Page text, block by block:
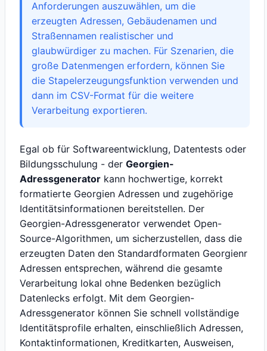
Anforderungen auszuwählen, um die
erzeugten Adressen, Gebäudenamen und
Straßennamen realistischer und
glaubwürdiger zu machen. Für Szenarien, die
große Datenmengen erfordern, können Sie
die Stapelerzeugungsfunktion verwenden und
dann im CSV-Format für die weitere
Verarbeitung exportieren.
Egal ob für Softwareentwicklung, Datentests oder
Bildungsschulung - der Georgien-
Adressgenerator kann hochwertige, korrekt
formatierte Georgien Adressen und zugehörige
Identitätsinformationen bereitstellen. Der
Georgien-Adressgenerator verwendet Open-
Source-Algorithmen, um sicherzustellen, dass die
erzeugten Daten den Standardformaten Georgienr
Adressen entsprechen, während die gesamte
Verarbeitung lokal ohne Bedenken bezüglich
Datenlecks erfolgt. Mit dem Georgien-
Adressgenerator können Sie schnell vollständige
Identitätsprofile erhalten, einschließlich Adressen,
Kontaktinformationen, Kreditkarten, Ausweisen,